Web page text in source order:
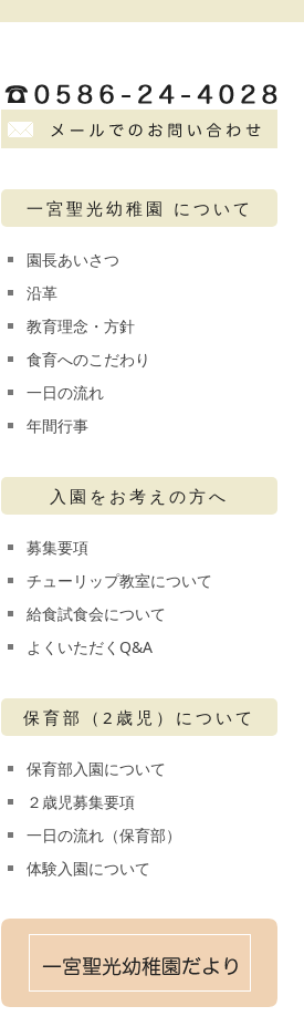
一宮聖光幼稚園 について
園長あいさつ
沿革
教育理念・方針
食育へのこだわり
一日の流れ
年間行事
入園をお考えの方へ
募集要項
チューリップ教室について
給食試食会について
よくいただくQ&A
保育部（2歳児）について
保育部入園について
２歳児募集要項
一日の流れ（保育部）
体験入園について